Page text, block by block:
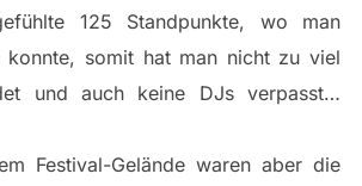
125 Standpunkte, wo man
konnte, somit hat man nicht zu viel
und auch keine DJs verpasst…
Festival-Gelände waren aber die